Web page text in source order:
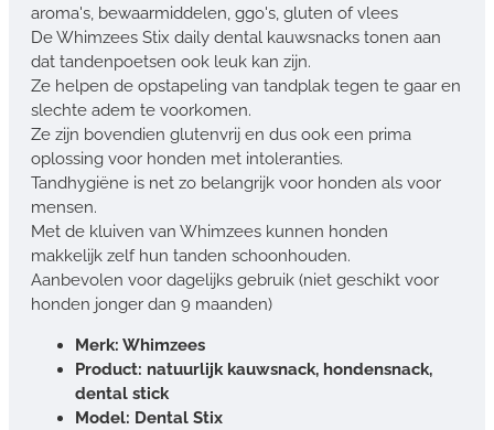
aroma's, bewaarmiddelen, ggo's, gluten of vlees
De Whimzees Stix daily dental kauwsnacks tonen aan
dat tandenpoetsen ook leuk kan zijn.
Ze helpen de opstapeling van tandplak tegen te gaar en
slechte adem te voorkomen.
Ze zijn bovendien glutenvrij en dus ook een prima
oplossing voor honden met intoleranties.
Tandhygiëne is net zo belangrijk voor honden als voor
mensen.
Met de kluiven van Whimzees kunnen honden
makkelijk zelf hun tanden schoonhouden.
Aanbevolen voor dagelijks gebruik (niet geschikt voor
honden jonger dan 9 maanden)
Merk: Whimzees
Product: natuurlijk kauwsnack, hondensnack,
dental stick
Model: Dental Stix